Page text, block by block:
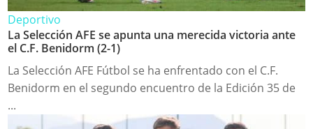
Deportivo
La Selección AFE se apunta una merecida victoria ante
el C.F. Benidorm (2-1)
La Selección AFE Fútbol se ha enfrentado con el C.F.
Benidorm en el segundo encuentro de la Edición 35 de
...